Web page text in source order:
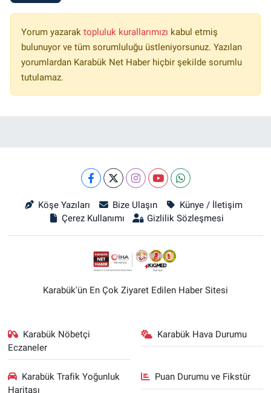
Yorum yazarak topluluk kurallarımızı kabul etmiş
bulunuyor ve tüm sorumluluğu üstleniyorsunuz. Yazılan
yorumlardan Karabük Net Haber hiçbir şekilde sorumlu
tutulamaz.
Köşe Yazıları Bize Ulaşın
Künye / İletişim
Çerez Kullanımı
Gizlilik Sözleşmesi
Karabük'ün En Çok Ziyaret Edilen Haber Sitesi
Karabük Nöbetçi
Eczaneler
Karabük Hava Durumu
Karabük Trafik Yoğunluk
Haritası
Puan Durumu ve Fikstür